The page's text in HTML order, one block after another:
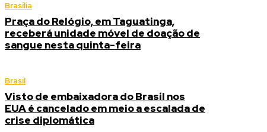
Brasília
Praça do Relógio, em Taguatinga,
receberá unidade móvel de doação de
sangue nesta quinta-feira
Brasil
Visto de embaixadora do Brasil nos
EUA é cancelado em meio a escalada de
crise diplomática